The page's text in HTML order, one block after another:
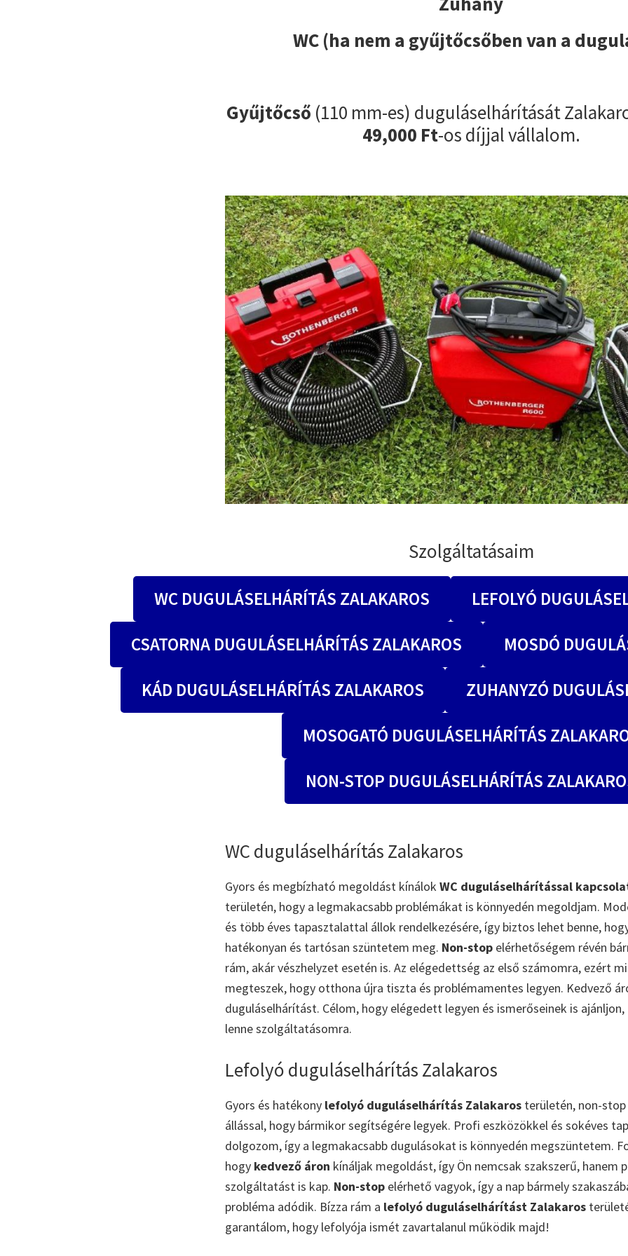
WC (ha nem a gyűjtőcsőben van a
Gyűjtőcső (110 mm-es) duguláselhárítását
49,000 Ft-os díjjal vállalom.
Szolgáltatásaim
WC DUGULÁSELHÁRÍTÁS ZALAKAROS LEFOLYÓ
CSATORNA DUGULÁSELHÁRÍTÁS ZALAKAROS MOSDÓ
KÁD DUGULÁSELHÁRÍTÁS ZALAKAROS ZUHANYZÓ
MOSOGATÓ DUGULÁSELHÁRÍTÁS
NON-STOP DUGULÁSELHÁRÍTÁS
WC duguláselhárítás Zalakaros
Gyors és megbízható megoldást kínálok WC duguláselhárítással
területén, hogy a legmakacsabb problémákat is könnyedén megoldjam.
és több éves tapasztalattal állok rendelkezésére, így biztos lehet benne,
hatékonyan és tartósan szüntetem meg. Non-stop elérhetőségem révén
rám, akár vészhelyzet esetén is. Az elégedettség az első számomra, ezért
megteszek, hogy otthona újra tiszta és problémamentes legyen. Kedvező
duguláselhárítást. Célom, hogy elégedett legyen és ismerőseinek is ajánljon,
lenne szolgáltatásomra.
Lefolyó duguláselhárítás Zalakaros
Gyors és hatékony lefolyó duguláselhárítás Zalakaros területén, non-
állással, hogy bármikor segítségére legyek. Profi eszközökkel és sokéves
dolgozom, így a legmakacsabb dugulásokat is könnyedén megszüntetem.
hogy kedvező áron kínáljak megoldást, így Ön nemcsak szakszerű, hanem
szolgáltatást is kap. Non-stop elérhető vagyok, így a nap bármely
probléma adódik. Bízza rám a lefolyó duguláselhárítást Zalakaros
garantálom, hogy lefolyója ismét zavartalanul működik majd!